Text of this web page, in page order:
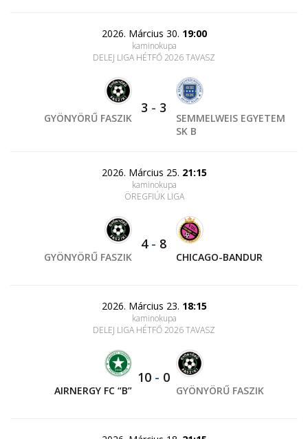
2026. Március 30. 19:00
kaminokupa
DELEJ LIGA HÉTFŐ 2026 TAVASZ
GYÖNYÖRŰ FASZIK
3 - 3
SEMMELWEIS EGYETEM
SK B
2026. Március 25. 21:15
kaminokupa
ÖREGFIÚK LIGA
GYÖNYÖRŰ FASZIK
4- 8
CHICAGO-BANDUR
2026. Március 23. 18:15
kaminokupa
DELEJ LIGA HÉTFŐ 2026 TAVASZ
AIRNERGY FC “B”
10 - 0
GYÖNYÖRŰ FASZIK